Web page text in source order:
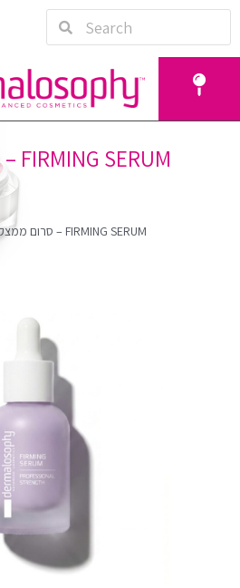
סרום ממצק – FIRMING SERUM
סרום ממצק – FIRMING SERUM